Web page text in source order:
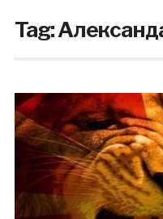
Tag: